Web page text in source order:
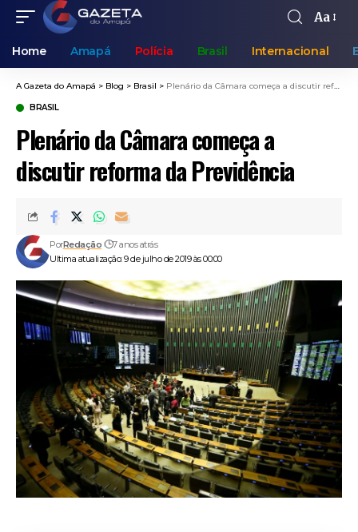
Aa
Home Amapá Polícia Brasil Internacional
A Gazeta do Amapá > Blog > Brasil > Plenário da Câmara começa a discutir reforma da Previdência
BRASIL
Plenário da Câmara começa a
discutir reforma da Previdência
Ultima atualização: 9 de julho de 2019 às 00:00
PorRedação 7 anos atrás